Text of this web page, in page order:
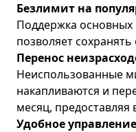
Безлимит на
Поддержка основных
позволяет
Перенос
Неиспользованные
накапливаются и
месяц,
Удобное